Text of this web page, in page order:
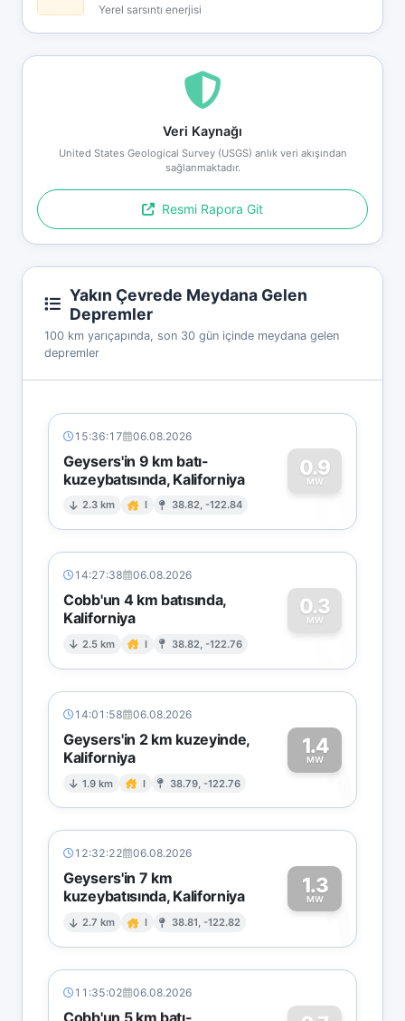
Yerel sarsıntı enerjisi
Veri Kaynağı
United States Geological Survey (USGS) anlık veri akışından
sağlanmaktadır.
Resmi Rapora Git
Yakın Çevrede Meydana Gelen
Depremler
100 km yarıçapında, son 30 gün içinde meydana gelen
depremler
15:36:17 06.08.2026
Geysers'in 9 km batı-
kuzeybatısında, Kaliforniya
2.3 km I 38.82, -122.84
0.9
MW
0
14:27:38 06.08.2026
Cobb'un 4 km batısında,
Kaliforniya
2.5 km I 38.82, -122.76
0.3
MW
0
14:01:58 06.08.2026
Geysers'in 2 km kuzeyinde,
Kaliforniya
1.9 km I 38.79, -122.76
1.4
MW1
12:32:22 06.08.2026
Geysers'in 7 km
kuzeybatısında, Kaliforniya
2.7 km I 38.81, -122.82
1.3
MW1
11:35:02 06.08.2026
Cobb'un 5 km batı-